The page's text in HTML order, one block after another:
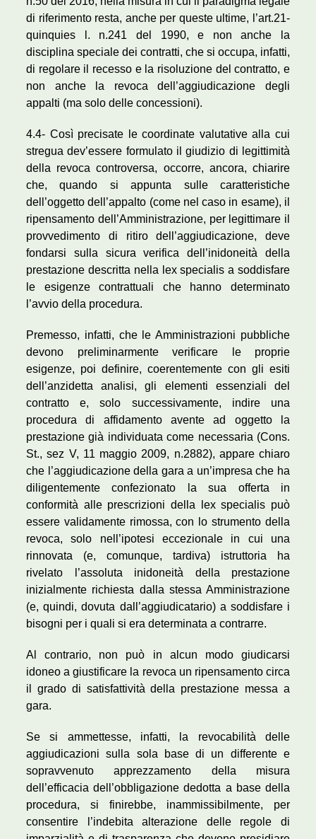
di riferimento resta, anche per queste ultime, l’art.21-
quinquies l. n.241 del 1990, e non anche la
disciplina speciale dei contratti, che si occupa, infatti,
di regolare il recesso e la risoluzione del contratto, e
non anche la revoca dell’aggiudicazione degli
appalti (ma solo delle concessioni).
4.4- Così precisate le coordinate valutative alla cui
stregua dev’essere formulato il giudizio di legittimità
della revoca controversa, occorre, ancora, chiarire
che, quando si appunta sulle caratteristiche
dell’oggetto dell’appalto (come nel caso in esame), il
ripensamento dell’Amministrazione, per legittimare il
provvedimento di ritiro dell’aggiudicazione, deve
fondarsi sulla sicura verifica dell’inidoneità della
prestazione descritta nella lex specialis a soddisfare
le esigenze contrattuali che hanno determinato
l’avvio della procedura.
Premesso, infatti, che le Amministrazioni pubbliche
devono preliminarmente verificare le proprie
esigenze, poi definire, coerentemente con gli esiti
dell’anzidetta analisi, gli elementi essenziali del
contratto e, solo successivamente, indire una
procedura di affidamento avente ad oggetto la
prestazione già individuata come necessaria (Cons.
St., sez V, 11 maggio 2009, n.2882), appare chiaro
che l’aggiudicazione della gara a un’impresa che ha
diligentemente confezionato la sua offerta in
conformità alle prescrizioni della lex specialis può
essere validamente rimossa, con lo strumento della
revoca, solo nell’ipotesi eccezionale in cui una
rinnovata (e, comunque, tardiva) istruttoria ha
rivelato l’assoluta inidoneità della prestazione
inizialmente richiesta dalla stessa Amministrazione
(e, quindi, dovuta dall’aggiudicatario) a soddisfare i
bisogni per i quali si era determinata a contrarre.
Al contrario, non può in alcun modo giudicarsi
idoneo a giustificare la revoca un ripensamento circa
il grado di satisfattività della prestazione messa a
gara.
Se si ammettesse, infatti, la revocabilità delle
aggiudicazioni sulla sola base di un differente e
sopravvenuto apprezzamento della misura
dell’efficacia dell’obbligazione dedotta a base della
procedura, si finirebbe, inammissibilmente, per
consentire l’indebita alterazione delle regole di